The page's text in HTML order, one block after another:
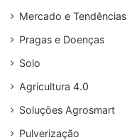
Mercado e Tendências
Pragas e Doenças
Solo
Agricultura 4.0
Soluções Agrosmart
Pulverização